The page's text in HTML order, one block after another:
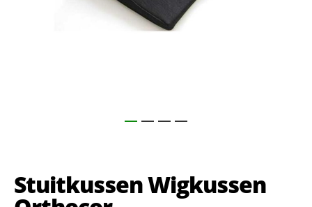
begin
van
Stuitkussen Wigkussen